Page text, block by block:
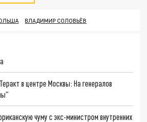
ВЛАДИМИР СОЛОВЬЁВ
в центре Москвы: На генералов
чуму с экс-министром внутренних